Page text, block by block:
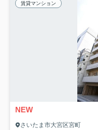
賃貸マンション
NEW
さいたま市大宮区宮町